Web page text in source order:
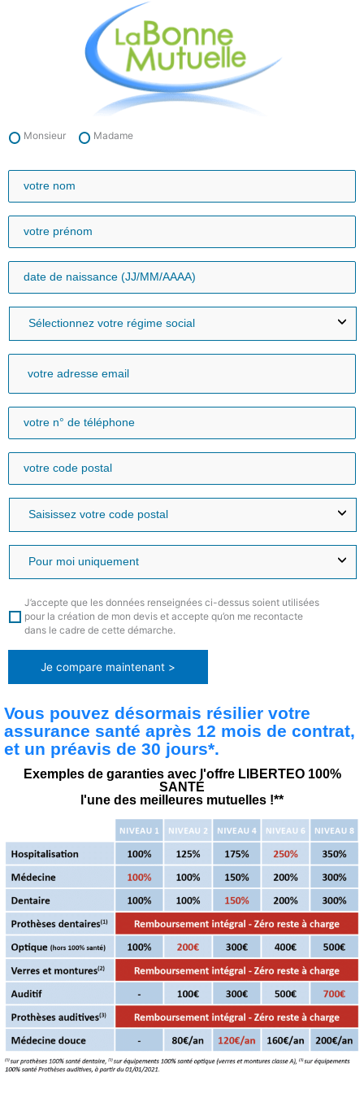
Vous pouvez désormais résilier votre
assurance santé après 12 mois de contrat,
et un préavis de 30 jours*.
Exemples de garanties avec l'offre LIBERTEO 100%
SANTÉ
l'une des meilleures mutuelles !**
Monsieur Madame
J’accepte que les données renseignées ci-dessus soient utilisées
pour la création de mon devis et accepte qu’on me recontacte
dans le cadre de cette démarche.
Je compare maintenant >